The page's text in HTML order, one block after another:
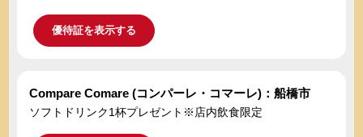
優待証を表示する
Compare Comare (コンパーレ・コマーレ)：船橋市
ソフトドリンク1杯プレゼント※店内飲食限定